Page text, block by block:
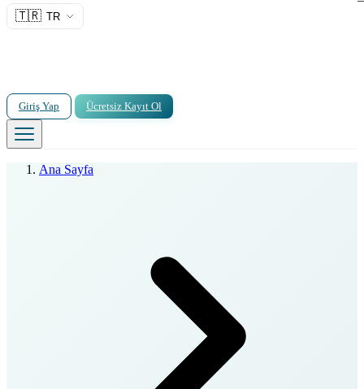
🇹🇷 TR
Giriş Yap Ücretsiz Kayıt Ol
Ana Sayfa